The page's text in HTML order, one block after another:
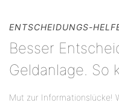
ENTSCHEIDUNGS-
Besser
Geldanlage. So
Mut zur Informationslücke!